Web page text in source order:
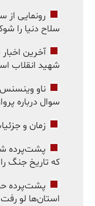
رونمایی از
سلاح دنیا را
آخرین
شهید انقلاب
سوال درباره پرواز
زمان و
پشت‌پرده
که تاریخ جنگ
پشت‌پرده
استان‌ها لو رفت